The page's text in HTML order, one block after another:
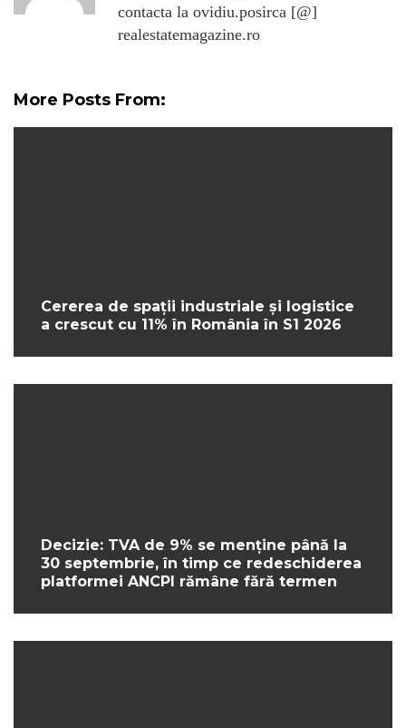
contacta la ovidiu.posirca [@]
realestatemagazine.ro
More Posts From:
Cererea de spații industriale și logistice
a crescut cu 11% în România în S1 2026
Decizie: TVA de 9% se menține până la
30 septembrie, în timp ce redeschiderea
platformei ANCPI rămâne fără termen